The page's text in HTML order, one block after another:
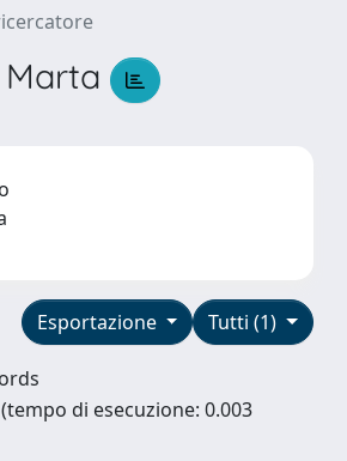
Marta
Tutti (1)
Esportazione
di esecuzione: 0.003